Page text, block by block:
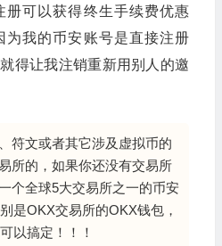
册可以获得终生手续费优惠
为我的币安账号是直接注册
得让我注销重新用别人的邀
符文或者其它涉及虚拟币的
所的，如果你还没有交易所
个全球5大交易所之一的币安
是OKX交易所的OKX钱包，
以搞定！！！